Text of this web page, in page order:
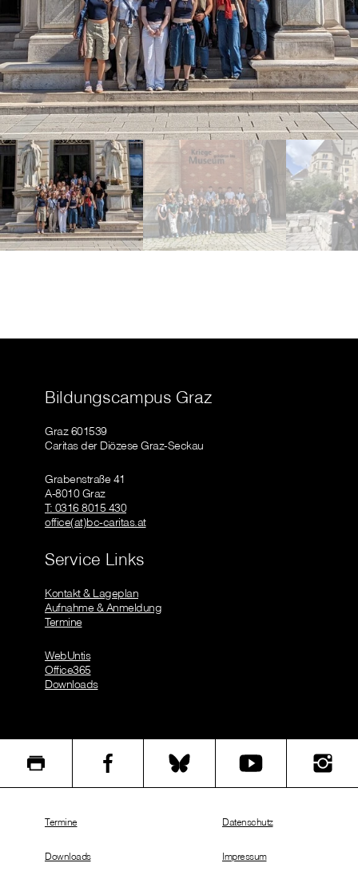
Bildungscampus Graz
Graz 601539
Caritas der Diözese Graz-Seckau
Grabenstraße 41
A-8010 Graz
T: 0316 8015 430
office(at)bc-caritas.at
Service Links
Kontakt & Lageplan
Aufnahme & Anmeldung
Termine
WebUntis
Office365
Downloads
Termine
Downloads
Datenschutz
Impressum